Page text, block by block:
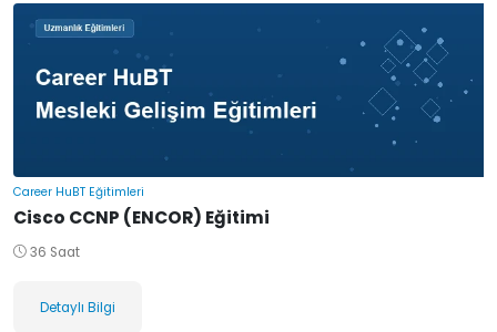
Career HuBT Eğitimleri
Cisco CCNP (ENCOR) Eğitimi
36 Saat
Detaylı Bilgi